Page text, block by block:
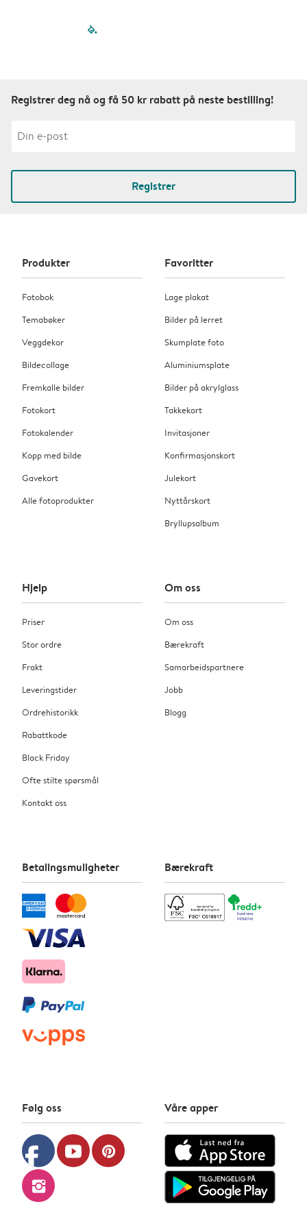
filled-pagination
Registrer deg nå og få 50 kr rabatt på neste bestilling!
Registrer
Produkter
Fotobok
Temabøker
Veggdekor
Bildecollage
Fremkalle bilder
Fotokort
Fotokalender
Kopp med bilde
Gavekort
Alle fotoprodukter
Favoritter
Lage plakat
Bilder på lerret
Skumplate foto
Aluminiumsplate
Bilder på akrylglass
Takkekort
Invitasjoner
Konfirmasjonskort
Julekort
Nyttårskort
Bryllupsalbum
Hjelp
Priser
Stor ordre
Frakt
Leveringstider
Ordrehistorikk
Rabattkode
Black Friday
Ofte stilte spørsmål
Kontakt oss
Om oss
Om oss
Bærekraft
Samarbeidspartnere
Jobb
Blogg
Betalingsmuligheter Bærekraft
Følg oss
facebook youtube pinterest
instagram
Våre apper